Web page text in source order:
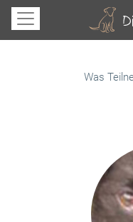
Was